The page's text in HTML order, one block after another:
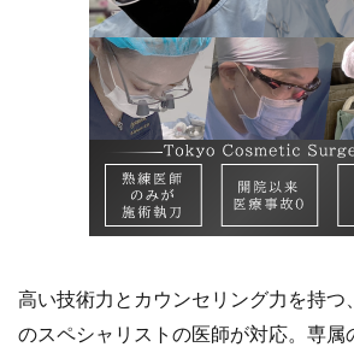
高い技術力とカウンセリング力を持つ
のスペシャリストの医師が対応。専属